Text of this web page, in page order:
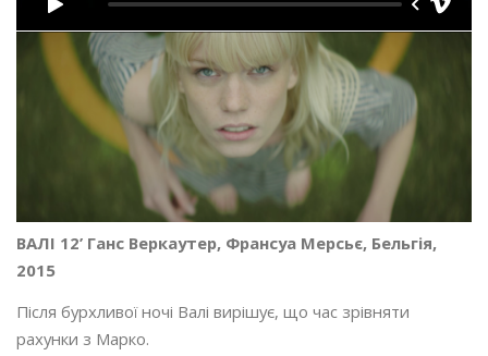
ВАЛІ 12’ Ганс Веркаутер, Франсуа Мерсьє, Бельгія,
2015
Після бурхливої ночі Валі вирішує, що час зрівняти
рахунки з Марко.